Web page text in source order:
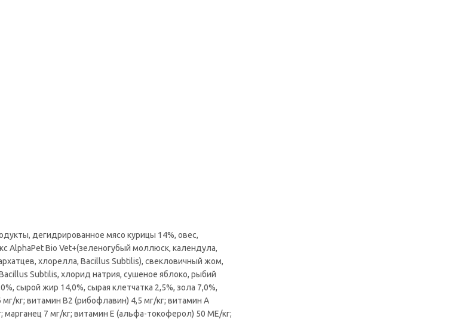
дегидрированное мясо курицы 14%, овес,
AlphaPet Bio Vet+(зеленогубый моллюск, календула,
хлорелла, Bacillus Subtilis), свекловичный жом,
Subtilis, хлорид натрия, сушеное яблоко, рыбий
сырой жир 14,0%, сырая клетчатка 2,5%, зола 7,0%,
кг; витамин В2 (рибофлавин) 4,5 мг/кг; витамин А
7 мг/кг; витамин Е (альфа-токоферол) 50 МЕ/кг;